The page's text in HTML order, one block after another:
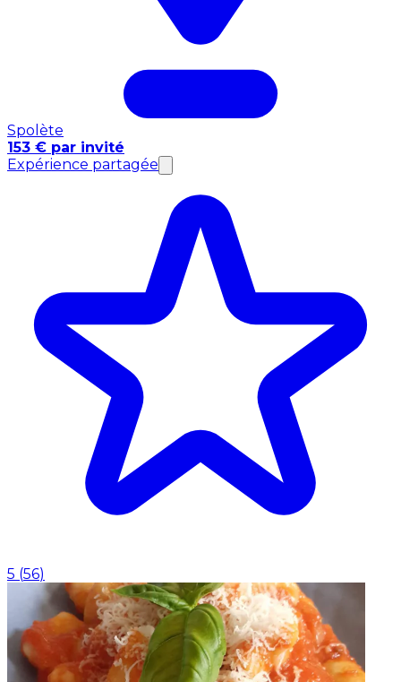
Spolète
153 € par invité
Expérience partagée
5 (56)